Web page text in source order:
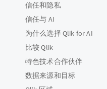
信任和隐私
信任与 AI
为什么选择 Qlik for AI
比较 Qlik
特色技术合作伙伴
数据来源和目标